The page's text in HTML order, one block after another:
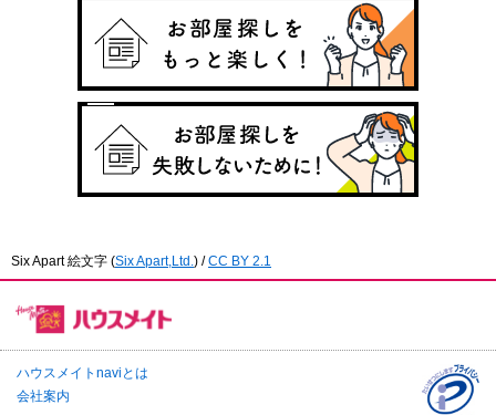
Six Apart 絵文字 (Six Apart,Ltd. ) /CC BY 2.1
ハウスメイトnaviとは
会社案内